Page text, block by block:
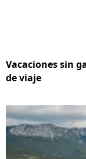
Vacaciones sin
de viaje